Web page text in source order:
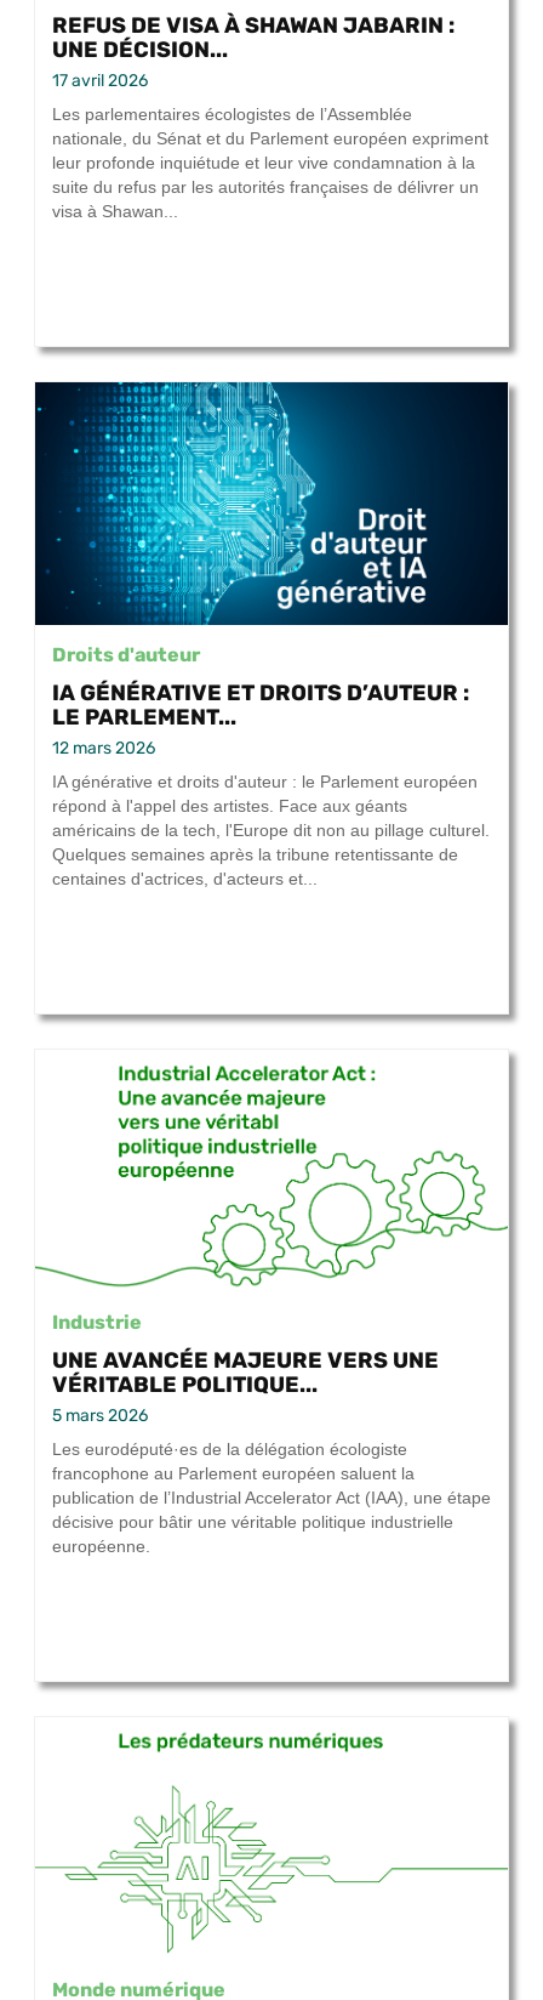
REFUS DE VISA À SHAWAN JABARIN :
UNE DÉCISION...
17 avril 2026
Les parlementaires écologistes de l’Assemblée
nationale, du Sénat et du Parlement européen expriment
leur profonde inquiétude et leur vive condamnation à la
suite du refus par les autorités françaises de délivrer un
visa à Shawan...
Droits d'auteur
IA GÉNÉRATIVE ET DROITS D’AUTEUR :
LE PARLEMENT...
12 mars 2026
IA générative et droits d'auteur : le Parlement européen
répond à l'appel des artistes. Face aux géants
américains de la tech, l'Europe dit non au pillage culturel.
Quelques semaines après la tribune retentissante de
centaines d'actrices, d'acteurs et...
Industrie
UNE AVANCÉE MAJEURE VERS UNE
VÉRITABLE POLITIQUE...
5 mars 2026
Les eurodéputé·es de la délégation écologiste
francophone au Parlement européen saluent la
publication de l’Industrial Accelerator Act (IAA), une étape
décisive pour bâtir une véritable politique industrielle
européenne.
Monde numérique